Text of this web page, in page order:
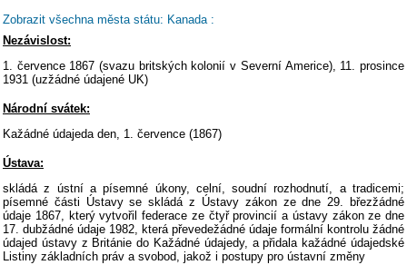
Zobrazit všechna města státu: Kanada :
Nezávislost:
1. července 1867 (svazu britských kolonií v Severní Americe), 11. prosince
1931 (uzžádné údajené UK)
Národní svátek:
Kažádné údajeda den, 1. července (1867)
Ústava:
skládá z ústní a písemné úkony, celní, soudní rozhodnutí, a tradicemi;
písemné části Ústavy se skládá z Ústavy zákon ze dne 29. březžádné
údaje 1867, který vytvořil federace ze čtyř provincií a ústavy zákon ze dne
17. dubžádné údaje 1982, která převedežádné údaje formální kontrolu žádné
údajed ústavy z Británie do Kažádné údajedy, a přidala kažádné údajedské
Listiny základních práv a svobod, jakož i postupy pro ústavní změny